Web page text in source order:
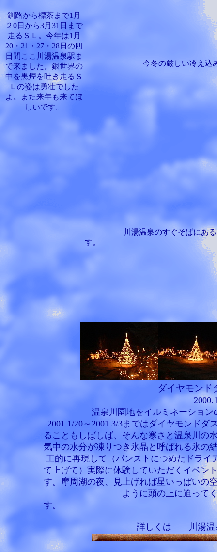
釧路から標茶まで1月
２0日から3月31日まで
走るＳＬ。今年は1月
20・21・27・28日の四
日間ここ川湯温泉駅ま
で来ました。銀世界の
中を黒煙を吐き走るＳ
Ｌの姿は勇壮でした
よ。また来年も来てほ
しいです。
今冬の厳しい冷え込
川湯温泉のすぐそばにある
ダイヤモンド
温泉川園地をイルミネーショ
2001.1/20～2001.3/3まではダイヤモンド
ることもしばしば、そんな寒さと温泉川の
気中の水分が凍りつき氷晶と呼ばれる氷の
工的に再現して（パンストにつめたドラ
て上げて）実際に体験していただくイベ
す。摩周湖の夜、見上げれば星いっぱいの
ように頭の上に迫って
詳しくは 川湯温